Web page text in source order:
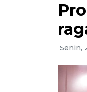
Senin,